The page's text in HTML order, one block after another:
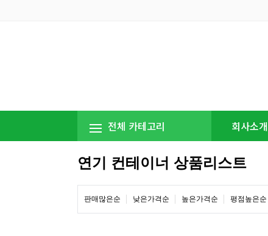
전체 카테고리 회사소개
연기 컨테이너 상품리스트
판매많은순 낮은가격순 높은가격순 평점높은순